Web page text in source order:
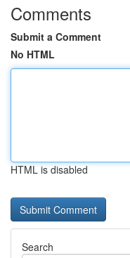
Comments
Submit a Comment
No HTML
HTML is disabled
Search